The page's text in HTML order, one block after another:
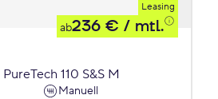
Leasing
ab236 € / mtl.
PureTech 110 S&S M
Manuell